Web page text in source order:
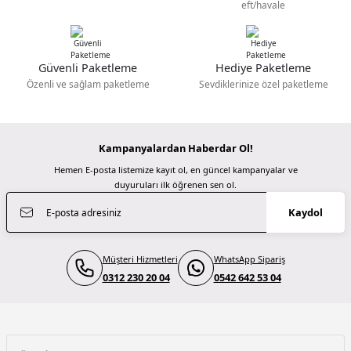
M... N... | 02/01/2026
Deneyimini Paylaş
Profoto
Profoto 902022 L600C LED RGB IŞIK
Profoto 902020 L600D DAYLIGHT LED
210.600,00 TL
Patona
eft/havale
Güvenli Paketleme
Özenli ve sağlam paketleme
Hediye Paketleme
Sevdiklerinize özel paketleme
Kampanyalardan Haberdar Ol!
Hemen E-posta listemize kayıt ol, en güncel kampanyalar ve
duyuruları ilk öğrenen sen ol.
Kaydol
Müşteri Hizmetleri
0312 230 20 04
WhatsApp Sipariş
0542 642 53 04